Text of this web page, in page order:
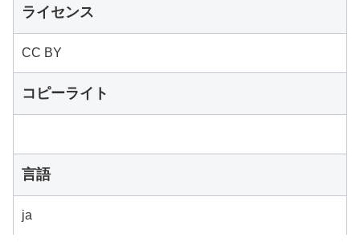
ライセンス
CC BY
コピーライト
言語
ja